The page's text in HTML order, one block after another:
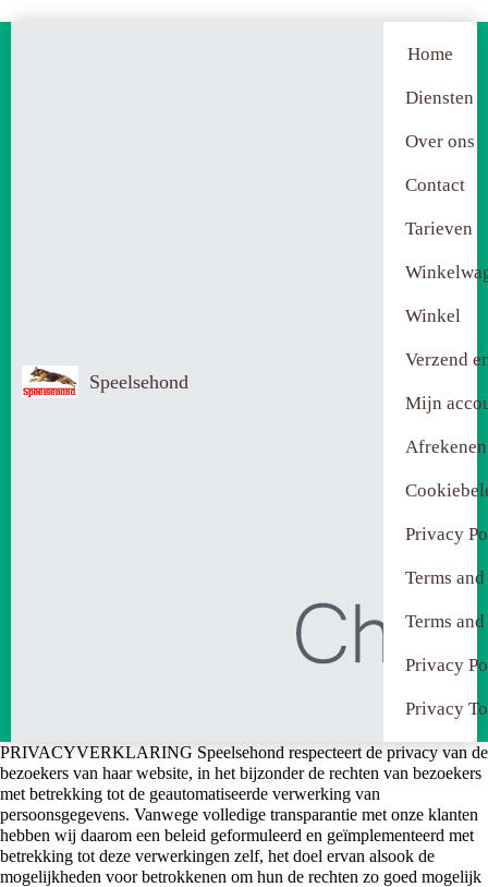
Speelsehond
Home
Diensten
Over ons
Contact
Tarieven
Winkel
Verzend
Mijn
Afrekenen
Privacy
Terms
Terms
Privacy
Privacy
PRIVACYVERKLARING Speelsehond respecteert de privacy van de
bezoekers van haar website, in het bijzonder de rechten van bezoekers
met betrekking tot de geautomatiseerde verwerking van
persoonsgegevens. Vanwege volledige transparantie met onze klanten
hebben wij daarom een beleid geformuleerd en geïmplementeerd met
betrekking tot deze verwerkingen zelf, het doel ervan alsook de
mogelijkheden voor betrokkenen om hun de rechten zo goed mogelijk